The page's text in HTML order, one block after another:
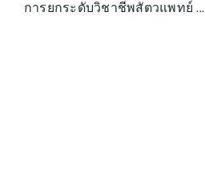
การยกระดับวิชาชีพสัตวแพทย์ ...